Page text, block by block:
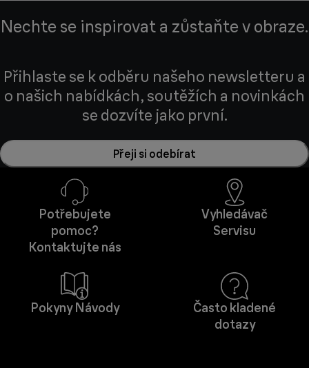
Nechte se inspirovat a zůstaňte v obraze.
Přihlaste se k odběru našeho newsletteru a
o našich nabídkách, soutěžích a novinkách
se dozvíte jako první.
Přeji si odebírat
Potřebujete
pomoc?
Kontaktujte nás
Vyhledávač
Servisu
Pokyny Návody
Často kladené
dotazy